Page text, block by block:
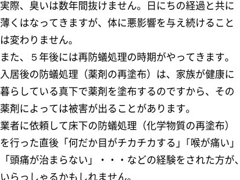
実際、臭いは数年間抜けません。日にちの経過と共に
薄くはなってきますが、体に悪影響を与え続けること
は変わりません。
また、５年後には再防蟻処理の時期がやってきます。
入居後の防蟻処理（薬剤の再塗布）は、家族が健康に
暮らしている真下で薬剤を塗布するのですから、その
薬剤によっては被害が出ることがあります。
業者に依頼して床下の防蟻処理（化学物質の再塗布）
を行った直後「何だか目がチカチカする」｢喉が痛い」
「頭痛が治まらない」・・・などの経験をされた方が、
いらっしゃるかもしれません。